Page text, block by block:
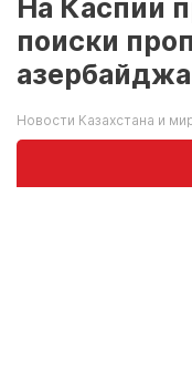
На Каспии
поиски
Новости Казахстана и